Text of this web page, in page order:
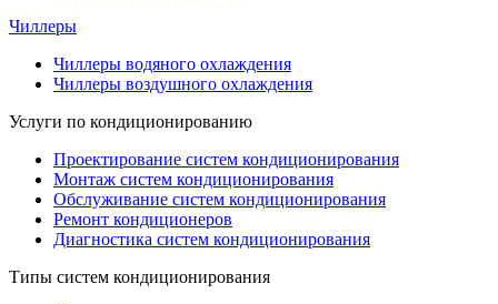
Чиллеры
Чиллеры водяного охлаждения
Чиллеры воздушного охлаждения
Услуги по кондиционированию
Проектирование систем кондиционирования
Монтаж систем кондиционирования
Обслуживание систем кондиционирования
Ремонт кондиционеров
Диагностика систем кондиционирования
Типы систем кондиционирования